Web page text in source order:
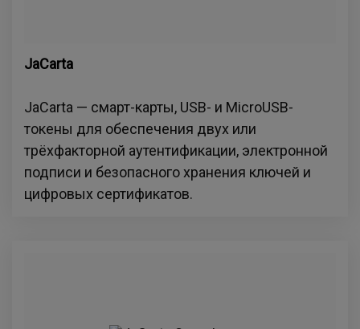
JaCarta
JaCarta — смарт-карты, USB- и MicroUSB-
токены для обеспечения двух или
трёхфакторной аутентификации, электронной
подписи и безопасного хранения ключей и
цифровых сертификатов.